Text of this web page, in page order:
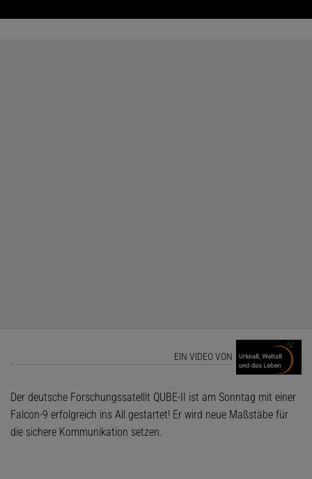
EIN VIDEO VON
Der deutsche Forschungssatellit QUBE-II ist am Sonntag mit einer
Falcon-9 erfolgreich ins All gestartet! Er wird neue Maßstäbe für
die sichere Kommunikation setzen.